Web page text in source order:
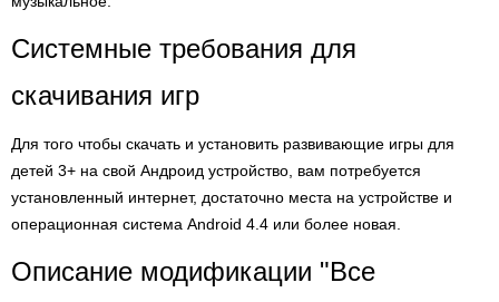
Системные требования для
скачивания игр
Для того чтобы скачать и установить развивающие игры для
детей 3+ на свой Андроид устройство, вам потребуется
установленный интернет, достаточно места на устройстве и
операционная система Android 4.4 или более новая.
Описание модификации "Все